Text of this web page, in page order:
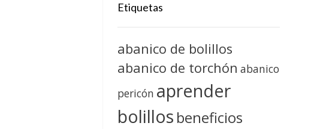
Etiquetas
abanico de bolillos
abanico de torchón abanico
pericón aprender
bolillos beneficios